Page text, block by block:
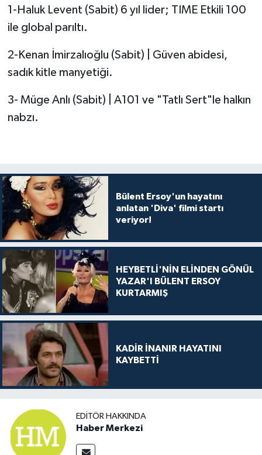
1-Haluk Levent (Sabit) 6 yıl lider; TIME Etkili 100
ile global parıltı.
2-Kenan İmirzalıoğlu (Sabit) | Güven abidesi,
sadık kitle manyetiği.
3- Müge Anlı (Sabit) | A101 ve "Tatlı Sert"le halkın
nabzı.
Bülent Ersoy'un hayatını
anlatan 'Diva' filmi startı
veriyor!
HEYBETLİ'NİN ELİNDEN GÖNÜL
YAZAR'I BÜLENT ERSOY
KURTARMIŞ
KADİR İNANIR HAYATINI
KAYBETTİ
EDITÖR HAKKINDA
Haber Merkezi